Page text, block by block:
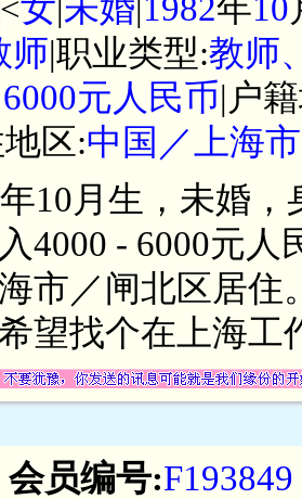
<女 未婚 1982年10
师|职业类型:教师
元人民币|户
区:中国／上海
10月生，未婚
4000 - 6000元
市／闸北区居
望找个在上海工
会员编号:F193849